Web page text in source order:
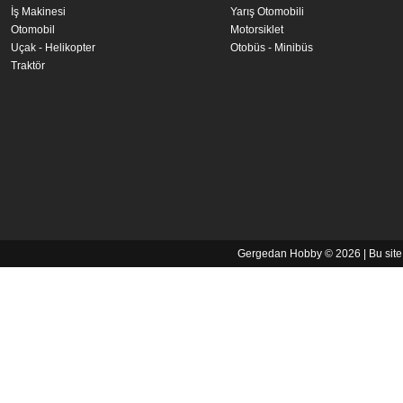
İş Makinesi
Yarış Otomobili
Otomobil
Motorsiklet
Uçak - Helikopter
Otobüs - Minibüs
Traktör
Gergedan Hobby © 2026 | Bu